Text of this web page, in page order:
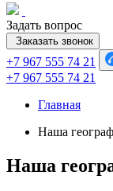
Задать вопрос
Заказать звонок
+7 967 555 74 21
+7 967 555 74 21
Главная
Наша
Наша